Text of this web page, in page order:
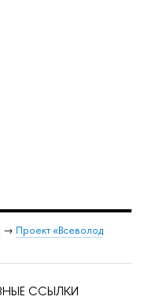
→ Проект «Всеволод
ССЫЛКИ